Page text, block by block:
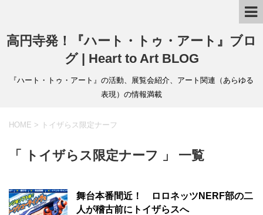
高円寺発！『ハート・トゥ・アート』ブロ
グ | Heart to Art BLOG
『ハート・トゥ・アート』の活動、展覧会紹介、アート関連（あらゆる
表現）の情報満載
HOME > トイザらス限定ナーフ
「 トイザらス限定ナーフ 」 一覧
舞台本番間近！ ロロネッツNERF部の二
人が稽古前にトイザらスへ